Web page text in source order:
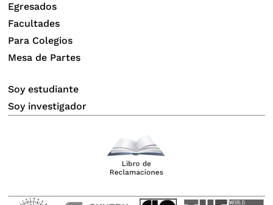
Egresados
Facultades
Para Colegios
Mesa de Partes
Soy estudiante
Soy investigador